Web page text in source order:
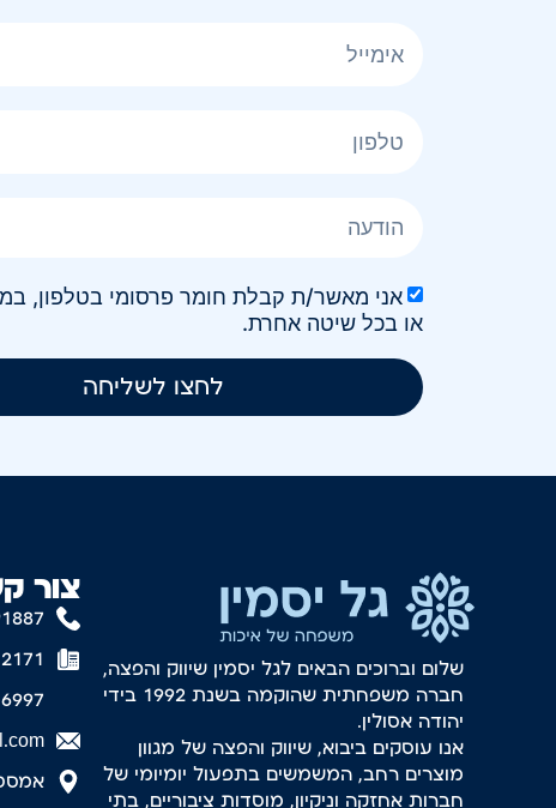
או בכל שיטה אחרת.
לחצו לשליחה
צור
שלום וברוכים הבאים לגל יסמין שיווק והפצה,
חברה משפחתית שהוקמה בשנת 1992 בידי
יהודה אסולין.
אנו עוסקים ביבוא, שיווק והפצה של מגוון
מוצרים רחב, המשמשים בתפעול יומיומי של
חברות אחזקה וניקיון, מוסדות ציבוריים, בתי